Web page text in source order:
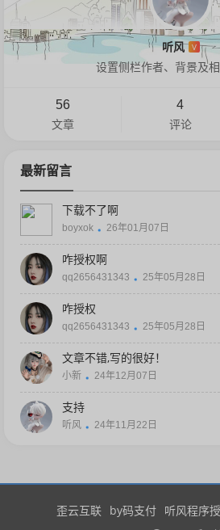
听风 V
设置侧栏作者、背景及相
56
文章
4
评论
最新留言
下载不了啊
boyxok 26年01月07日
咋授权啊
qq2656431343 25年05月28日
咋授权
qq2656431343 25年05月28日
文章不错,写的很好！
小新 24年12月07日
支持
听风 24年11月22日
歪云互联 by码支付 听风程序